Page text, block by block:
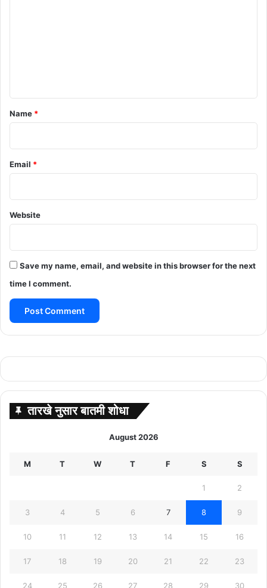
*
Name *
Email *
Website
Save my name, email, and website in this browser for the next
time I comment.
तारखे नुसार बातमी शोधा
August 2026
M T W T F S S
1 2
3 4 5 6 7 8 9
10 11 12 13 14 15 16
17 18 19 20 21 22 23
24 25 26 27 28 29 30